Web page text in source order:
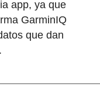
app, ya que
GarminIQ
que dan